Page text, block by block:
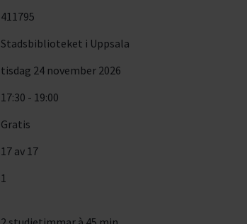
411795
Stadsbiblioteket i Uppsala
tisdag 24 november 2026
17:30 - 19:00
Gratis
17av 17
1